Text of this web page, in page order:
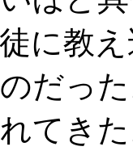
に教
だっ
てき